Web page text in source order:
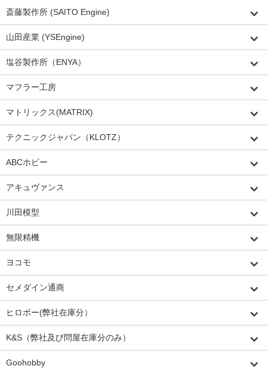
斎藤製作所 (SAITO Engine)
山田産業 (YSEngine)
塩谷製作所（ENYA）
マフラー工房
マトリックス(MATRIX)
テクニックジャパン（KLOTZ）
ABCホビー
アキュヴァンス
川田模型
無限精機
ヨコモ
セメダイン通商
ヒロボー(弊社在庫分）
K&S（弊社及び問屋在庫分のみ）
Goohobby